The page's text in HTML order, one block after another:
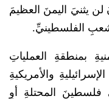
لن يثنيَ اليمنَ العظيمَ
الفلسطينيِّ.
بمنطقةِ العملياتِ
والأمريكيةِ
فلسطينَ المحتلةِ أوِ